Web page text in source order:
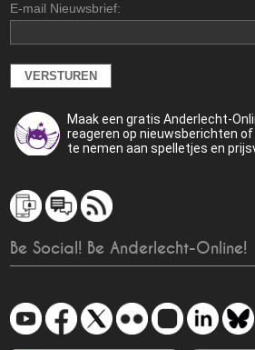
E-mail Nieuwsbrief:
Maak een gratis Anderlecht-
reageren op nieuwsberichten
te nemen aan spelletjes en
Be Social! Be Anderlecht-Online!